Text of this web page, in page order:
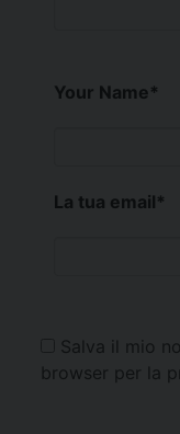
Your Name*
La tua email*
Salva il mio
browser per la